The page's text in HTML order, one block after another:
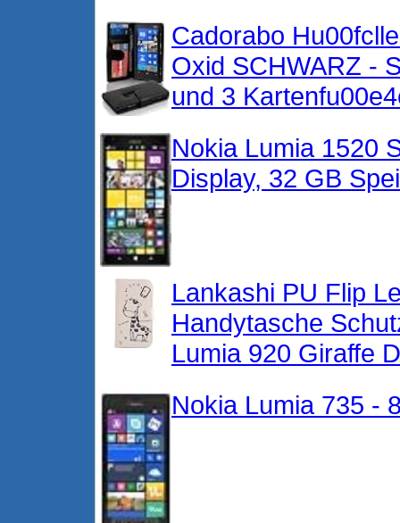
Cadorabo
Oxid SCHWARZ -
und 3
Nokia Lumia 1520
Display, 32 GB
Lankashi PU Flip
Handytasche
Lumia 920 Giraffe
Nokia Lumia 735 -